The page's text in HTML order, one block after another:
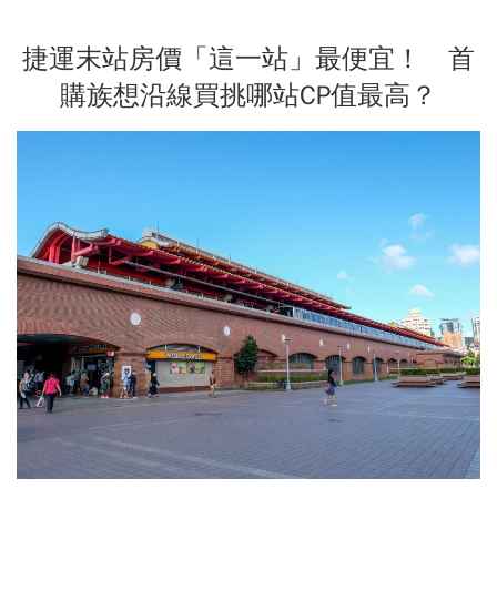
捷運末站房價「這一站」最便宜！ 首
購族想沿線買挑哪站CP值最高？